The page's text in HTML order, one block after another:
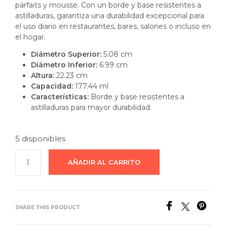
parfaits y mousse. Con un borde y base resistentes a
astilladuras, garantiza una durabilidad excepcional para
el uso diario en restaurantes, bares, salones o incluso en
el hogar.
Diámetro Superior:5.08 cm
Diámetro Inferior:6.99 cm
Altura:22.23 cm
Capacidad:177.44 ml
Características:Borde y base resistentes a
astilladuras para mayor durabilidad.
5 disponibles
AÑADIR AL CARRITO
SHARE THIS PRODUCT